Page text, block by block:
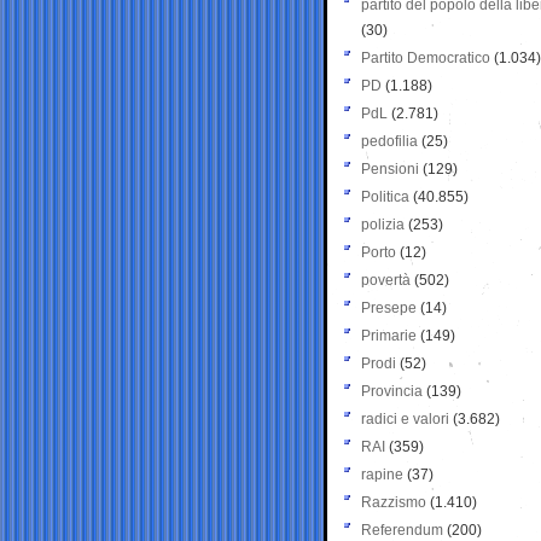
partito del popolo della
(30)
Partito Democratico (1.034)
PD (1.188)
PdL (2.781)
pedofilia (25)
Pensioni (129)
Politica (40.855)
polizia (253)
Porto (12)
povertà (502)
Presepe (14)
Primarie (149)
Prodi (52)
Provincia (139)
radici e valori (3.682)
RAI (359)
rapine (37)
Razzismo (1.410)
Referendum (200)